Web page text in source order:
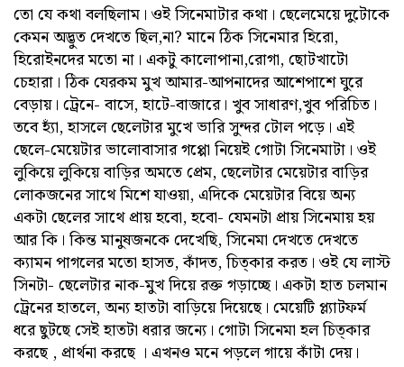
তো যে কথা বলছিলাম। ওই সিনেমাটার কথা। ছেলেমেয়ে দুটোকে
কেমন অদ্ভুত দেখতে ছিল,না? মানে ঠিক সিনেমার হিরো,
হিরোইনদের মতো না। একটু কালোপানা,রোগা, ছোটখাটো
চেহারা। ঠিক যেরকম মুখ আমার-আপনাদের আশেপাশে ঘুরে
বেড়ায়। ট্রেনে- বাসে, হাটে-বাজারে। খুব সাধারণ,খুব পরিচিত।
তবে হ্যাঁ, হাসলে ছেলেটার মুখে ভারি সুন্দর টোল পড়ে। এই
ছেলে-মেয়েটার ভালোবাসার গপ্পো নিয়েই গোটা সিনেমাটা। ওই
লুকিয়ে লুকিয়ে বাড়ির অমতে প্রেম, ছেলেটার মেয়েটার বাড়ির
লোকজনের সাথে মিশে যাওয়া, এদিকে মেয়েটার বিয়ে অন্য
একটা ছেলের সাথে প্রায় হবো, হবো- যেমনটা প্রায় সিনেমায় হয়
আর কি। কিন্ত মানুষজনকে দেখেছি, সিনেমা দেখতে দেখতে
ক্যামন পাগলের মতো হাসত, কাঁদত, চিত্কার করত। ওই যে লাস্ট
সিনটা- ছেলেটার নাক-মুখ দিয়ে রক্ত গড়াচ্ছে। একটা হাত চলমান
ট্রেনের হাতলে, অন্য হাতটা বাড়িয়ে দিয়েছে। মেয়েটি প্ল্যাটফর্ম
ধরে ছুটছে সেই হাতটা ধরার জন্যে। গোটা সিনেমা হল চিত্কার
করছে , প্রার্থনা করছে । এখনও মনে পড়লে গায়ে কাঁটা দেয়।